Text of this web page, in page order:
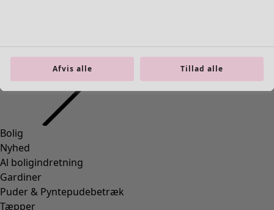
BoligÅbn menu Bolig
Bolig
Nyhed
Al boligindretning
Gardiner
Puder & Pyntepudebetræk
Tæpper
Afvis alle Tillad alle